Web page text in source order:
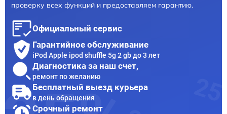
проверку всех функций и предоставляем гарантию.
Официальный сервис
Гарантийное обслуживание
iPod Apple ipod shuffle 5g 2 gb до 3 лет
Диагностика за наш счет,
ремонт по желанию
Бесплатный выезд курьера
в день обращения
Срочный ремонт